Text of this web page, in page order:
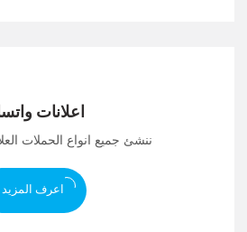
اعلانات
ننشئ جميع انواع الحملات
اعرف المزيد